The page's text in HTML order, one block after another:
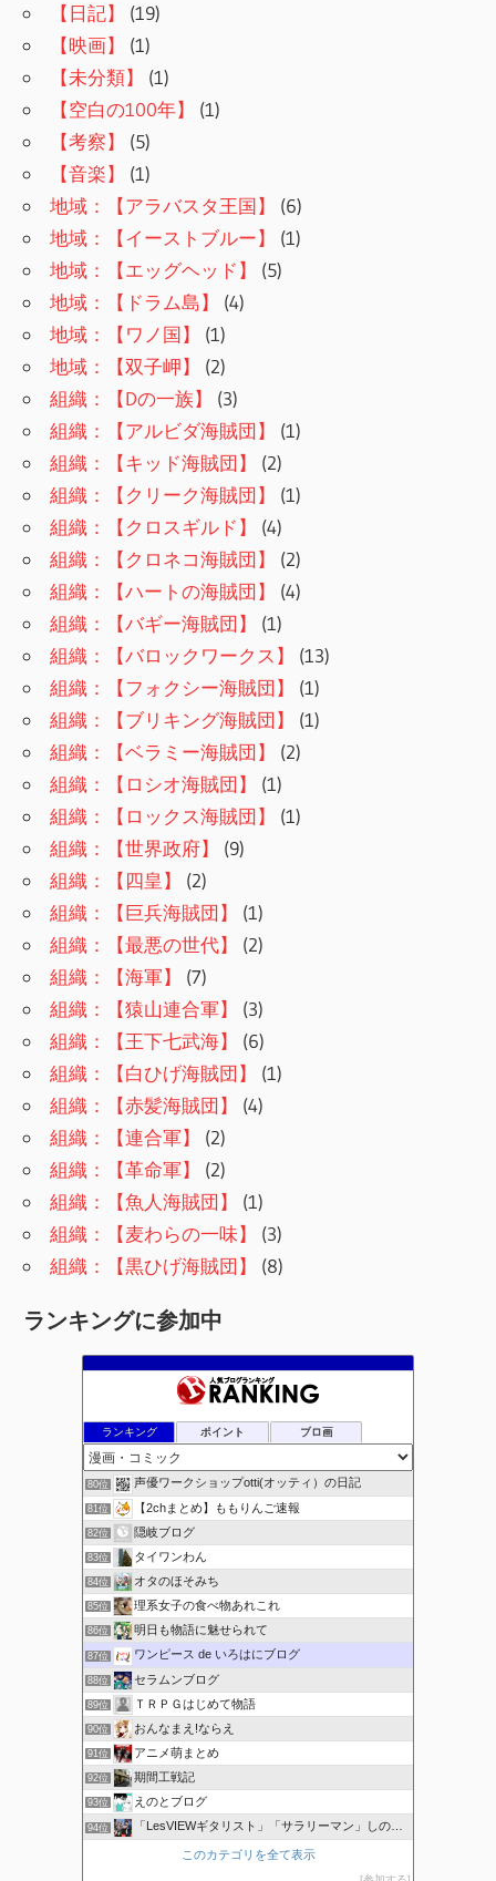
【日記】
(19)
【映画】
(1)
【未分類】
(1)
【空白の100年】
(1)
【考察】
(5)
【音楽】
(1)
地域：【アラバスタ王国】
(6)
地域：【イーストブルー】
(1)
地域：【エッグヘッド】
(5)
地域：【ドラム島】
(4)
地域：【ワノ国】
(1)
地域：【双子岬】
(2)
組織：【Dの一族】
(3)
組織：【アルビダ海賊団】
(1)
組織：【キッド海賊団】
(2)
組織：【クリーク海賊団】
(1)
組織：【クロスギルド】
(4)
組織：【クロネコ海賊団】
(2)
組織：【ハートの海賊団】
(4)
組織：【バギー海賊団】
(1)
組織：【バロックワークス】
(13)
組織：【フォクシー海賊団】
(1)
組織：【ブリキング海賊団】
(1)
組織：【ベラミー海賊団】
(2)
組織：【ロシオ海賊団】
(1)
組織：【ロックス海賊団】
(1)
組織：【世界政府】
(9)
組織：【四皇】
(2)
組織：【巨兵海賊団】
(1)
組織：【最悪の世代】
(2)
組織：【海軍】
(7)
組織：【猿山連合軍】
(3)
組織：【王下七武海】
(6)
組織：【白ひげ海賊団】
(1)
組織：【赤髪海賊団】
(4)
組織：【連合軍】
(2)
組織：【革命軍】
(2)
組織：【魚人海賊団】
(1)
組織：【麦わらの一味】
(3)
組織：【黒ひげ海賊団】
(8)
ランキングに参加中
ランキング ポイント ブロ画
80位 声優ワークショップotti(オッティ）の日記
81位 【2chまとめ】ももりんご速報
82位 隠岐ブログ
83位 タイワンわん
84位 オタのほそみち
85位 理系女子の食べ物あれこれ
86位 明日も物語に魅せられて
87位 ワンピース de いろはにブログ
88位 セラムンブログ
89位 ＴＲＰＧはじめて物語
90位 おんなまえ!ならえ
91位 アニメ萌まとめ
92位 期間工戦記
93位 えのとブログ
94位 「LesVIEWギタリスト」「サラリーマン」しのびんのブログ
このカテゴリを全て表示